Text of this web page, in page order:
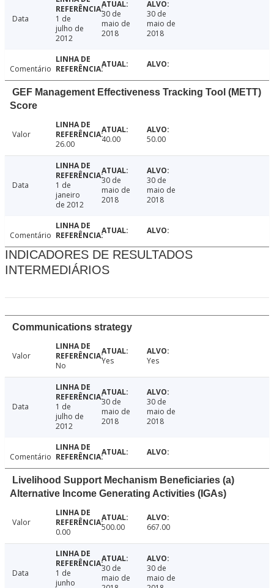
Data
1 de
julho de
2012
30 de
maio de
2018
30 de
maio de
2018
Comentário
GEF Management Effectiveness Tracking Tool (METT)
Score
Valor
26.00
40.00 50.00
Data
1 de
janeiro
de 2012
30 de
maio de
2018
30 de
maio de
2018
Comentário
INDICADORES DE RESULTADOS
INTERMEDIÁRIOS
Communications strategy
Valor
No
Yes Yes
Data
1 de
julho de
2012
30 de
maio de
2018
30 de
maio de
2018
Comentário
Livelihood Support Mechanism Beneficiaries (a)
Alternative Income Generating Activities (IGAs)
Valor
0.00
500.00 667.00
Data
1 de
junho
30 de
maio de
30 de
maio de